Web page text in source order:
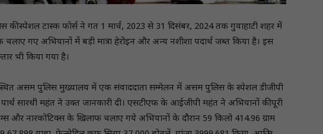
की स्पेशल टास्क फोर्स ने गत 1 मार्च, 2023 से 31 दिसंबर, 2024 तक गुवाहाटी शहर में
गए अभियानों में बड़ी मात्रा हेरोइन और अन्य नशीशा पदार्थ जब्त किया है। इस
भी किया गया है।
स्थित असम पुलिस मुख्यालय में एक संवाददाता सम्मेलन में असम पुलिस के स्पेशल डीजीपी
सारथी महंत ने उक्त जानकारी दी। एसटीएफ के आईजीपी महंत ने अभियानों की पूरी
और नारकोटिक्स के खिलाफ चलाए गये अभियानों के दौरान 59 किलो 414.96 ग्राम